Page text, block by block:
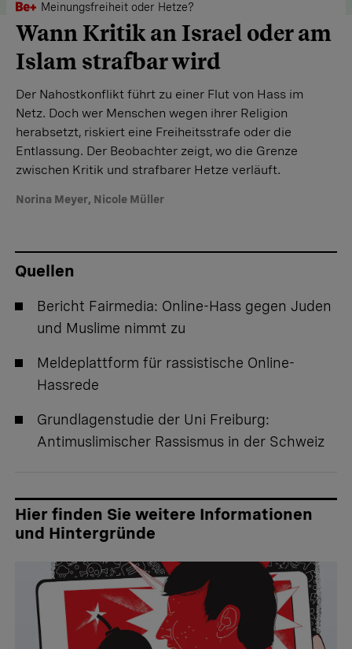
Meinungsfreiheit oder Hetze?
Wann Kritik an Israel oder am
Islam strafbar wird
Der Nahostkonflikt führt zu einer Flut von Hass im
Netz. Doch wer Menschen wegen ihrer Religion
herabsetzt, riskiert eine Freiheitsstrafe oder die
Entlassung. Der Beobachter zeigt, wo die Grenze
zwischen Kritik und strafbarer Hetze verläuft.
Norina Meyer, Nicole Müller
Quellen
Bericht Fairmedia: Online-Hass gegen Juden
und Muslime nimmt zu
Meldeplattform für rassistische Online-
Hassrede
Grundlagenstudie der Uni Freiburg:
Antimuslimischer Rassismus in der Schweiz
Hier finden Sie weitere Informationen
und Hintergründe